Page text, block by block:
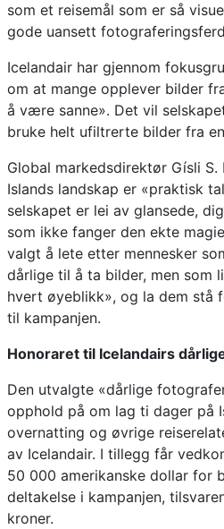
som et reisemål som er så
gode uansett
Icelandair har gjennom
om at mange opplever bilder
å være sanne». Det vil
bruke helt ufiltrerte bilder fra
Global markedsdirektør Gísli S.
Islands landskap er «praktisk
selskapet er lei av glansede,
som ikke fanger den ekte
valgt å lete etter mennesker
dårlige til å ta bilder, men som
hvert øyeblikk», og la dem stå
til kampanjen.
Honoraret til Icelandairs
Den utvalgte «dårlige
opphold på om lag ti dager på
overnatting og øvrige
av Icelandair. I tillegg får
50 000 amerikanske dollar for
deltakelse i kampanjen,
kroner.